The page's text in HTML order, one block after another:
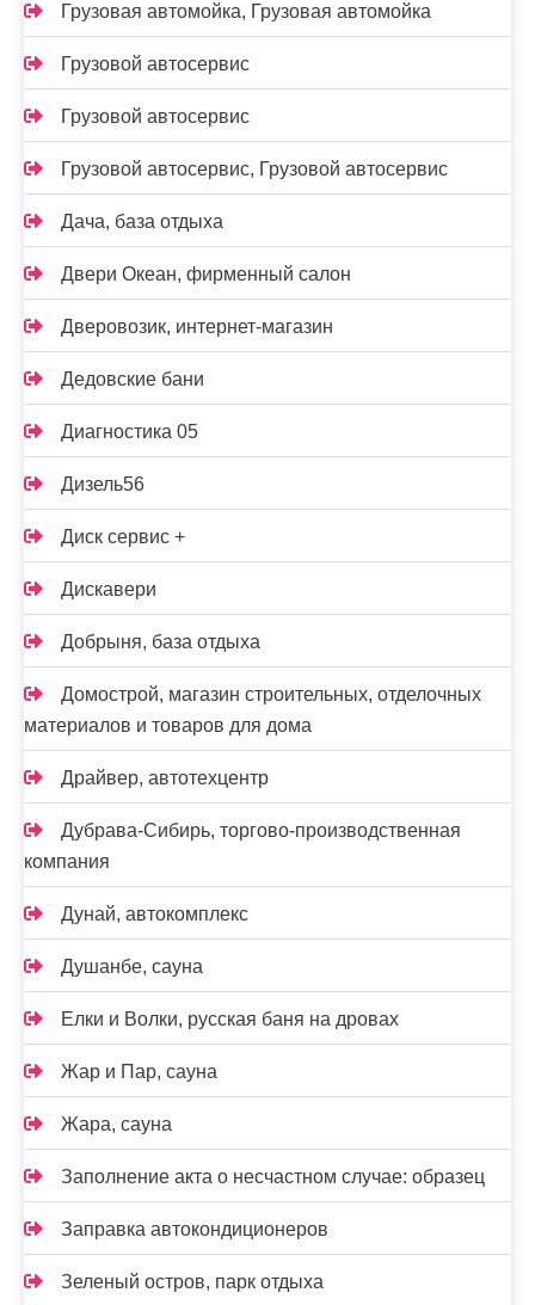
Грузовая автомойка, Грузовая автомойка
Грузовой автосервис
Грузовой автосервис
Грузовой автосервис, Грузовой автосервис
Дача, база отдыха
Двери Океан, фирменный салон
Дверовозик, интернет-магазин
Дедовские бани
Диагностика 05
Дизель56
Диск сервис +
Дискавери
Добрыня, база отдыха
Домострой, магазин строительных, отделочных
материалов и товаров для дома
Драйвер, автотехцентр
Дубрава-Сибирь, торгово-производственная
компания
Дунай, автокомплекс
Душанбе, сауна
Елки и Волки, русская баня на дровах
Жар и Пар, сауна
Жара, сауна
Заполнение акта о несчастном случае: образец
Заправка автокондиционеров
Зеленый остров, парк отдыха